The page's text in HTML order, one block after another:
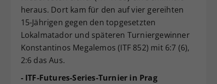
heraus. Dort kam für den auf vier gereihten
15-Jährigen gegen den topgesetzten
Lokalmatador und späteren Turniergewinner
Konstantinos Megalemos (ITF 852) mit 6:7 (6),
2:6 das Aus.
- ITF-Futures-Series-Turnier in Prag